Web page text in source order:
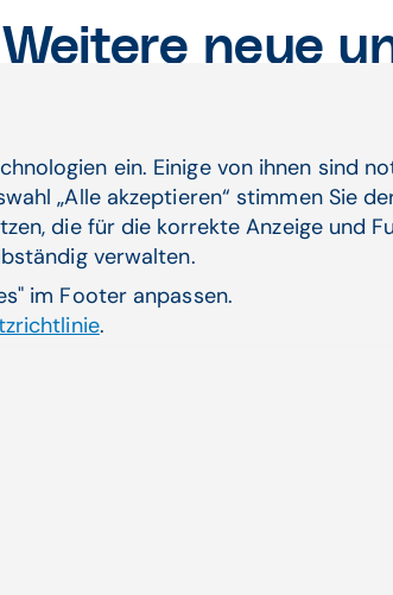
Weitere neue
Wenn diese Anpassungen nicht
Infusion (neu auch mit COMT-
kontinuierliche Zufuhr liegt auch
Pumpentherapien als Prinzip zugrunde,
Neben der tiefen Hirnstimulation gibt
Vordergrund steht. Dabei wird mittels
ein. Einige von ihnen sind
„Alle akzeptieren“ stimmen Sie
die für die korrekte Anzeige und
verwalten.
im Footer anpassen.
.